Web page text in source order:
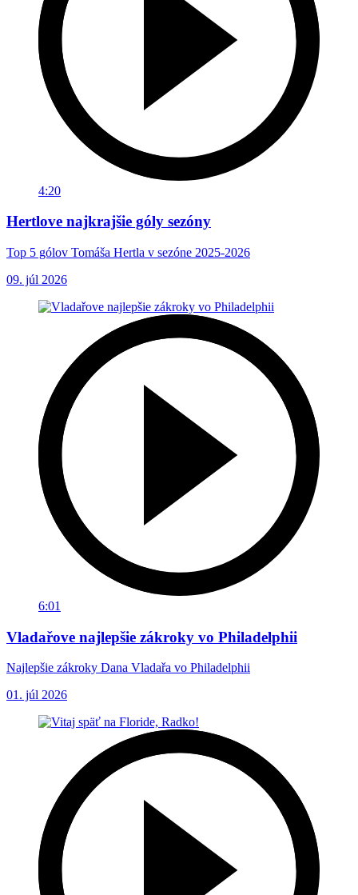
4:20
Hertlove najkrajšie góly sezóny
Top 5 gólov Tomáša Hertla v sezóne 2025-2026
09. júl 2026
6:01
Vladařove najlepšie zákroky vo Philadelphii
Najlepšie zákroky Dana Vladařa vo Philadelphii
01. júl 2026